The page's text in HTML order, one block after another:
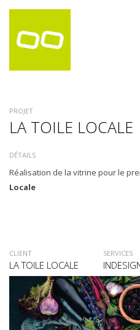
PROJET
LA TOILE LOCALE
DÉTAILS
Réalisation de la vitrine pour le
Locale
CLIENT
LA TOILE LOCALE
SERVICES